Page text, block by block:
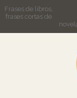
Frases de libros,
frases cortas de